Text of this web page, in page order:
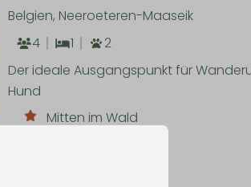
Belgien, Neeroeteren-Maaseik
4
1
2
Der ideale Ausgangspunkt für
Hund
Mitten im Wald